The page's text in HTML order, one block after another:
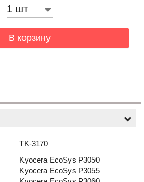
В корзину
TK-3170
Kyocera EcoSys P3050
Kyocera EcoSys P3055